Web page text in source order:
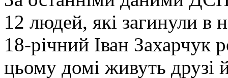
12 людей, які загинули в
18-річний Іван Захарчук
цьому домі живуть друзі